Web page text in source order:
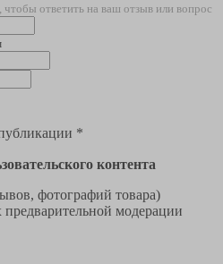
ответить на ваш отзыв или вопрос
*
контента
фотографий товара)
предварительной модерации